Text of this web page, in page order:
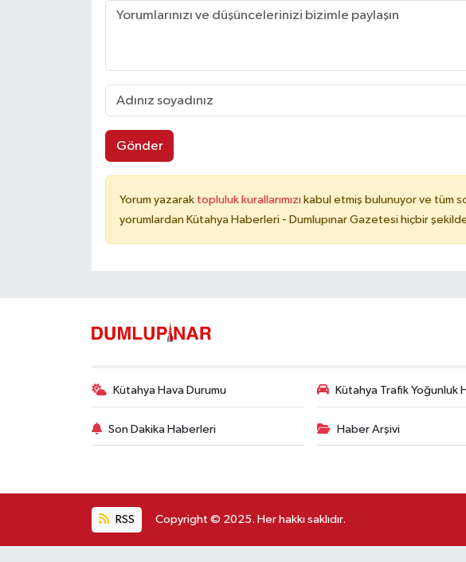
Gönder
Yorum yazarak topluluk kurallarımızı kabul etmiş bulunuyor ve tüm
yorumlardan Kütahya Haberleri - Dumlupınar Gazetesi hiçbir
Kütahya Hava Durumu Kütahya Trafik Yoğunluk
Son Dakika Haberleri Haber Arşivi
RSS Copyright © 2025. Her hakkı saklıdır.